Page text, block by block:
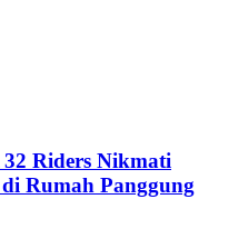
Riders Nikmati
Rumah Panggung